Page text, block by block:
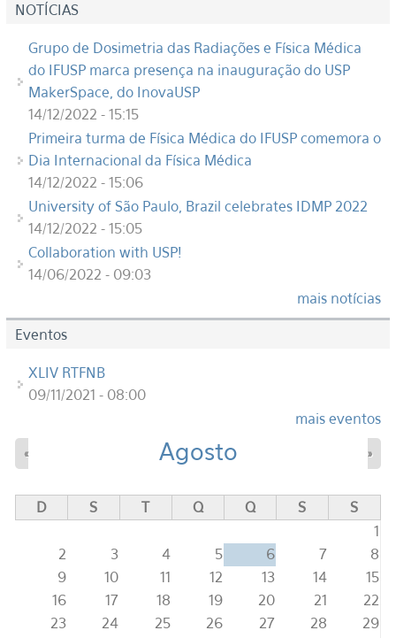
NOTÍCIAS
Grupo de Dosimetria das Radiações e Física Médica
do IFUSP marca presença na inauguração do USP
MakerSpace, do InovaUSP
14/12/2022 - 15:15
Primeira turma de Física Médica do IFUSP comemora o
Dia Internacional da Física Médica
14/12/2022 - 15:06
University of São Paulo, Brazil celebrates IDMP 2022
14/12/2022 - 15:05
Collaboration with USP!
14/06/2022 - 09:03
mais notícias
Eventos
XLIV RTFNB
09/11/2021 - 08:00
mais eventos
Agosto
« »
D S T Q Q S
S
1
2
3 4 5 6 7
8
9
10 11 12 13 14
15
16
17 18 19 20 21
22
23
24 25 26 27 28
29